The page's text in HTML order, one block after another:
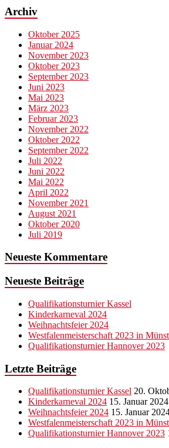
Archiv
Oktober 2025
Januar 2024
November 2023
Oktober 2023
September 2023
Juni 2023
Mai 2023
März 2023
Februar 2023
November 2022
Oktober 2022
September 2022
Juli 2022
Juni 2022
Mai 2022
April 2022
November 2021
August 2021
Oktober 2020
Juli 2019
Neueste Kommentare
Neueste Beiträge
Qualifikationsturnier Kassel
Kinderkarneval 2024
Weihnachtsfeier 2024
Westfalenmeisterschaft 2023 in
Qualifikationsturnier Hannover 2023
Letzte Beiträge
Qualifikationsturnier Kassel 20.
Kinderkarneval 2024 15. Januar 2024
Weihnachtsfeier 2024 15. Januar
Westfalenmeisterschaft 2023 in
Qualifikationsturnier Hannover 2023